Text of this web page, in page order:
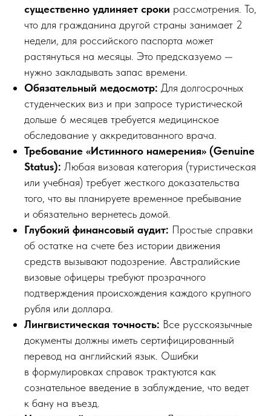
существенно удлиняет сроки рассмотрения. То,
что для гражданина другой страны занимает 2
недели, для российского паспорта может
растянуться на месяцы. Это предсказуемо —
нужно закладывать запас времени.
Обязательный медосмотр: Для долгосрочных
студенческих виз и при запросе туристической
дольше 6 месяцев требуется медицинское
обследование у аккредитованного врача.
Требование «Истинного намерения» (Genuine
Status): Любая визовая категория (туристическая
или учебная) требует жесткого доказательства
того, что вы планируете временное пребывание
и обязательно вернетесь домой.
Глубокий финансовый аудит: Простые справки
об остатке на счете без истории движения
средств вызывают подозрение. Австралийские
визовые офицеры требуют прозрачного
подтверждения происхождения каждого крупного
рубля или доллара.
Лингвистическая точность: Все русскоязычные
документы должны иметь сертифицированный
перевод на английский язык. Ошибки
в формулировках справок трактуются как
сознательное введение в заблуждение, что ведет
к бану на въезд.